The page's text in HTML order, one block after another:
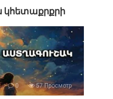
կհետաքրքրի
0 57 Просмотр